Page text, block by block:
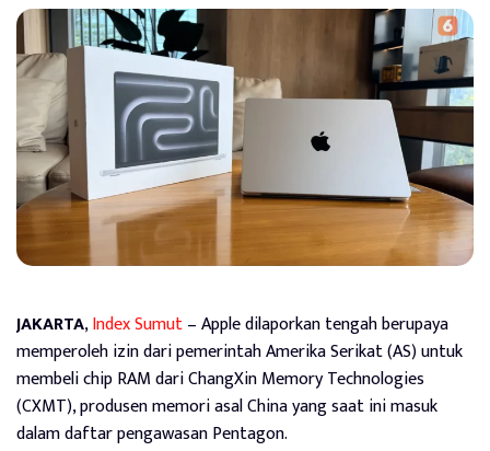
JAKARTA,Index Sumut– Apple dilaporkan tengah berupaya
memperoleh izin dari pemerintah Amerika Serikat (AS) untuk
membeli chip RAM dari ChangXin Memory Technologies
(CXMT), produsen memori asal China yang saat ini masuk
dalam daftar pengawasan Pentagon.